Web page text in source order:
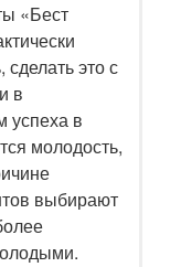
«Бест
это с
в
успеха в
молодость,
выбирают